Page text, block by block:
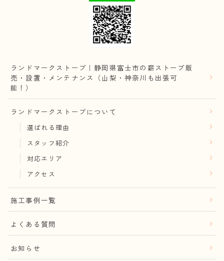
ランドマークストーブ｜静岡県富士市の薪ストーブ販
売・設置・メンテナンス（山梨・神奈川も出張可
能！）
ランドマークストーブについて
選ばれる理由
スタッフ紹介
対応エリア
アクセス
施工事例一覧
よくある質問
お知らせ